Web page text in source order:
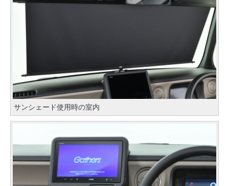
サンシェード使用時の室内